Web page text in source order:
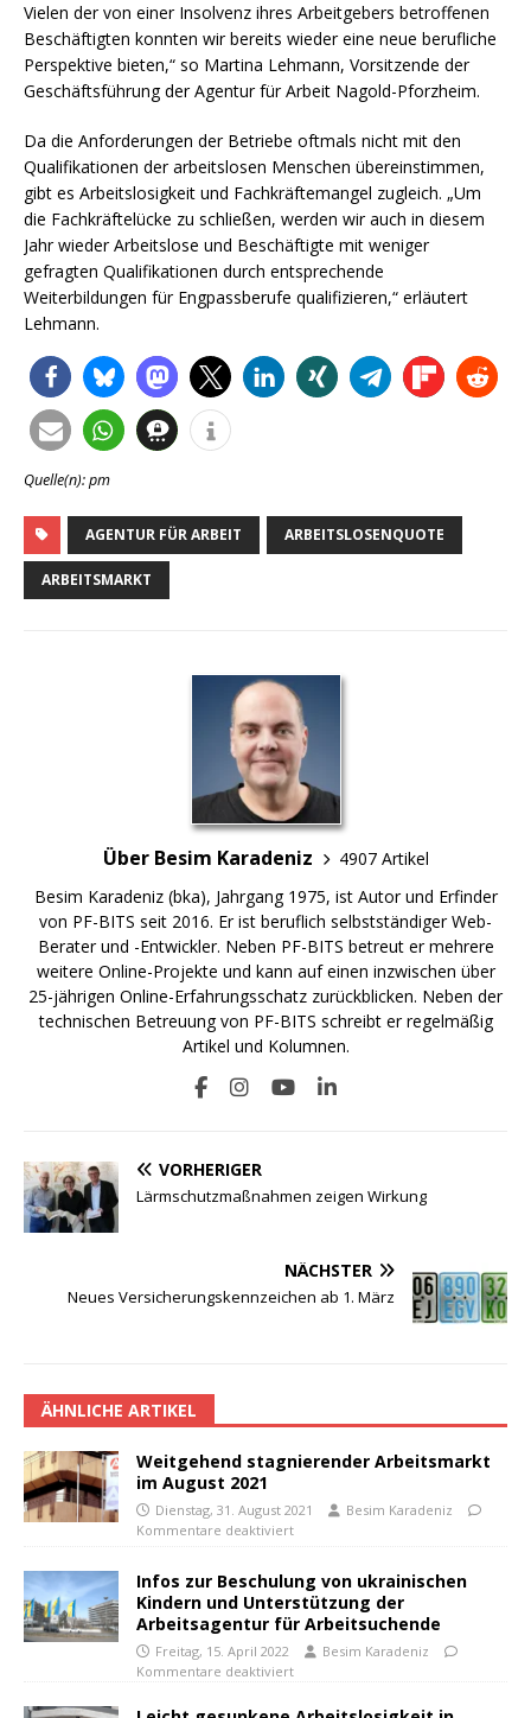
Vielen der von einer Insolvenz ihres Arbeitgebers betroffenen
Beschäftigten konnten wir bereits wieder eine neue berufliche
Perspektive bieten,“ so Martina Lehmann, Vorsitzende der
Geschäftsführung der Agentur für Arbeit Nagold-Pforzheim.
Da die Anforderungen der Betriebe oftmals nicht mit den
Qualifikationen der arbeitslosen Menschen übereinstimmen,
gibt es Arbeitslosigkeit und Fachkräftemangel zugleich. „Um
die Fachkräftelücke zu schließen, werden wir auch in diesem
Jahr wieder Arbeitslose und Beschäftigte mit weniger
gefragten Qualifikationen durch entsprechende
Weiterbildungen für Engpassberufe qualifizieren,“ erläutert
Lehmann.
Quelle(n): pm
AGENTUR FÜR ARBEIT ARBEITSLOSENQUOTE
ARBEITSMARKT
Über Besim Karadeniz
4907 Artikel
Besim Karadeniz (bka), Jahrgang 1975, ist Autor und Erfinder
von PF-BITS seit 2016. Er ist beruflich selbstständiger Web-
Berater und -Entwickler. Neben PF-BITS betreut er mehrere
weitere Online-Projekte und kann auf einen inzwischen über
25-jährigen Online-Erfahrungsschatz zurückblicken. Neben der
technischen Betreuung von PF-BITS schreibt er regelmäßig
Artikel und Kolumnen.
VORHERIGER
Lärmschutzmaßnahmen zeigen Wirkung
NÄCHSTER
Neues Versicherungskennzeichen ab 1. März
ÄHNLICHE ARTIKEL
Weitgehend stagnierender Arbeitsmarkt
im August 2021
Dienstag, 31. August 2021
Besim Karadeniz
Kommentare deaktiviert
Infos zur Beschulung von ukrainischen
Kindern und Unterstützung der
Arbeitsagentur für Arbeitsuchende
Freitag, 15. April 2022
Besim Karadeniz
Kommentare deaktiviert